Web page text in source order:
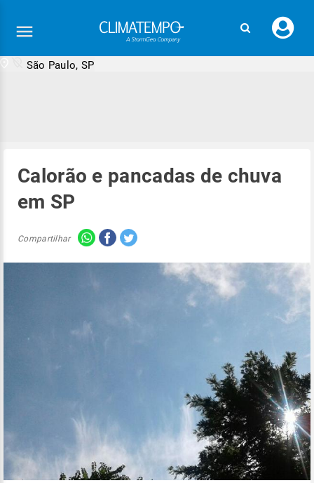
seu
São Paulo, SP
Calorão e pancadas de chuva
em SP
Compartilhar